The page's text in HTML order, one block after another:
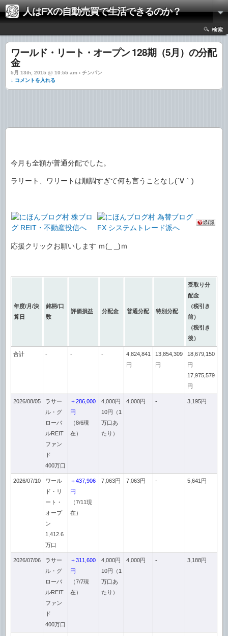
人はFXの自動売買で生活できるのか？
検索
ワールド・リート・オープン 128期（5月）の分配
金
5月 13th, 2015 @ 10:55 am › チンパン
↓ コメントを入れる
今月も全額が普通分配でした。
ラリート、ワリートは順調すぎて何も言うことなし(´∀｀)
応援クリックお願いします ｍ(_ _)ｍ
年度/月/決
算日
銘柄/口
数
評価損益 分配金 普通分配 特別分配
受取り分
配金
（税引き
前）
（税引き
後）
合計 - - -
4,824,841
円
13,854,309
円
18,679,150
円
17,975,579
円
2026/08/05
ラサー
ル・グ
ローバ
ルREIT
ファン
ド
400万口
＋286,000
円
（8/6現
在）
4,000円
10円（1
万口あ
たり）
4,000円 - 3,195円
2026/07/10
ワール
ド・リ
ート・
オープ
ン
1,412.6
万口
＋437,906
円
（7/11現
在）
7,063円 7,063円 - 5,641円
2026/07/06
ラサー
ル・グ
ローバ
ルREIT
ファン
ド
400万口
＋311,600
円
（7/7現
在）
4,000円
10円（1
万口あ
たり）
4,000円 - 3,188円